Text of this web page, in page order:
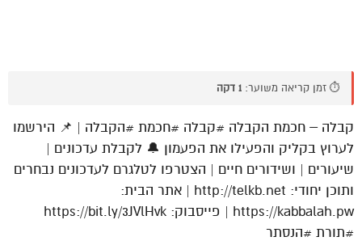
⏱️ זמן קריאה משוער: 1 דקה
קבלה – חכמת הקבלה #קבלה #חכמת #הקבלה | 📌 הירשמו
לערוץ בקליק והפעילו את הפעמון 🔔 לקבלת עדכונים |
שיעורים | ושידורים חיים | הצטרפו לטלגרם לעדכונים נבחרים
ותוכן יחודי: http://telkb.net | אתר הבית:
https://kabbalah.pw | פייסבוק: https://bit.ly/3JVlHvk
#תורת #הנסתר